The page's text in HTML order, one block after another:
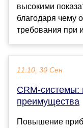
высокими
благодаря чему
требования при
11:10, 30 Сен
CRM-системы:
преимущества
Повышение